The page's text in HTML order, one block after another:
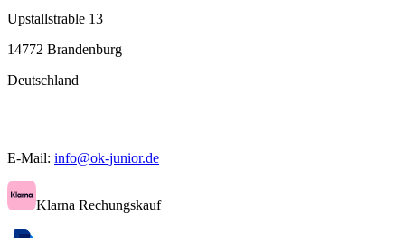
Upstallstrable 13
14772 Brandenburg
Deutschland
E-Mail: info@ok-junior.de
Klarna Rechungskauf